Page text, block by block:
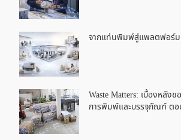
จากแท่นพิมพ์สู่แพลตฟอร์ม
Waste Matters: เบื้องหลัง
การพิมพ์และบรรจุภัณฑ์ ต